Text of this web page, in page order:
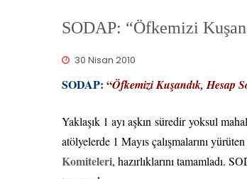
SODAP: “Öfkemizi
30 Nisan 2010
SODAP: “Öfkemizi Kuşandık, Hesap
Yaklaşık 1 ayı aşkın süredir yoksul
atölyelerde 1 Mayıs çalışmalarını yürüten
Komiteleri, hazırlıklarını tamamladı.